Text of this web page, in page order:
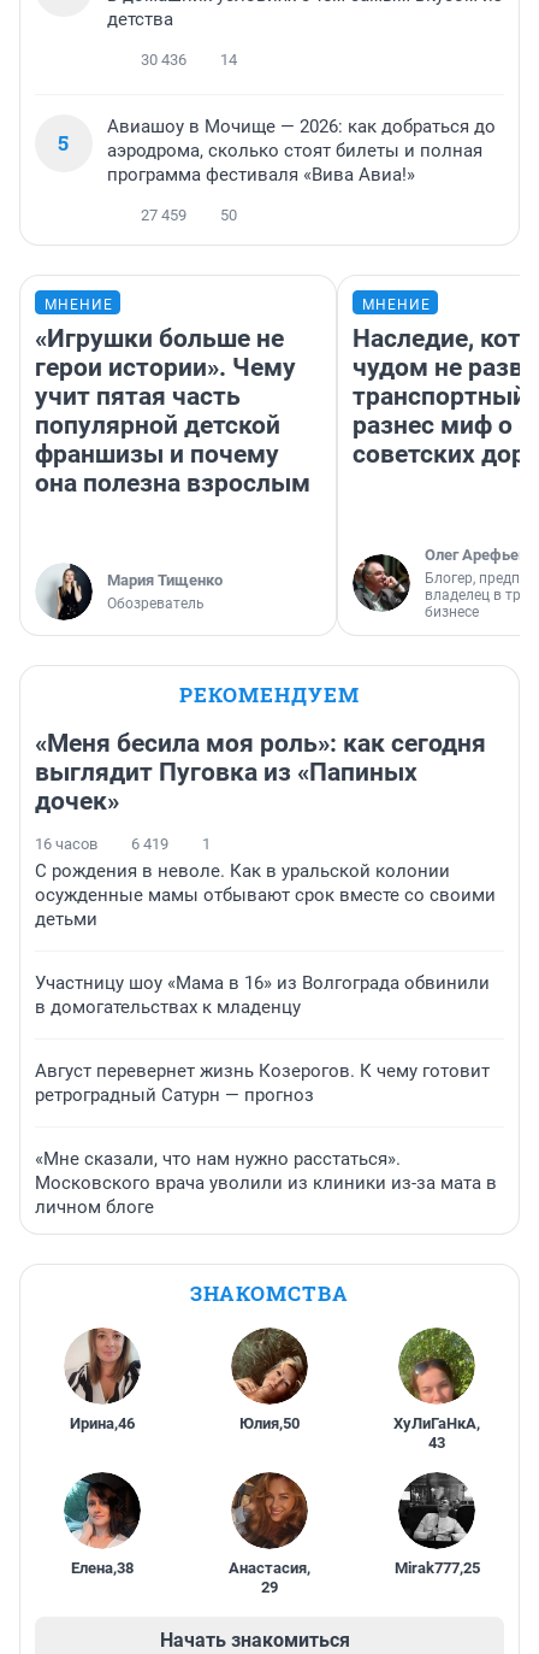
детства
30 436 14
5
Авиашоу в Мочище — 2026: как добраться до
аэродрома, сколько стоят билеты и полная
программа фестиваля «Вива Авиа!»
27 459 50
МНЕНИЕ
«Игрушки больше не
герои истории». Чему
учит пятая часть
популярной детской
франшизы и почему
она полезна взрослым
Мария Тищенко
Обозреватель
МНЕНИЕ
Наследие,
чудом не
транспортный
разнес миф о
советских
Олег Арефьев
Блогер,
владелец в
бизнесе
РЕКОМЕНДУЕМ
«Меня бесила моя роль»: как сегодня
выглядит Пуговка из «Папиных
дочек»
16 часов 6 419 1
С рождения в неволе. Как в уральской колонии
осужденные мамы отбывают срок вместе со своими
детьми
Участницу шоу «Мама в 16» из Волгограда обвинили
в домогательствах к младенцу
Август перевернет жизнь Козерогов. К чему готовит
ретроградный Сатурн — прогноз
«Мне сказали, что нам нужно расстаться».
Московского врача уволили из клиники из-за мата в
личном блоге
ЗНАКОМСТВА
Ирина,46 Юлия,50 ХуЛиГаНкА,
43
Елена,38 Анастасия,
29
Mirak777,25
Начать знакомиться